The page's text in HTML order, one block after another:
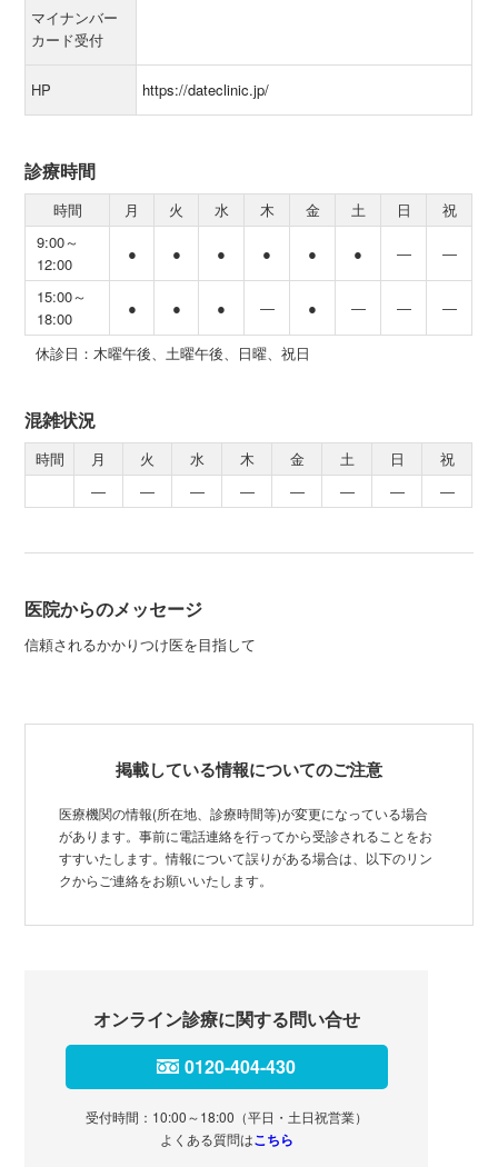
マイナンバー
カード受付
HP https://dateclinic.jp/
診療時間
時間 月 火 水 木 金 土 日
祝
9:00～
12:00
● ● ● ● ● ● ― ―
15:00～
18:00
● ● ● ― ● ― ― ―
休診日：木曜午後、土曜午後、日曜、祝日
混雑状況
時間 月 火 水 木 金 土 日
祝
―
― ― ― ― ― ― ―
医院からのメッセージ
信頼されるかかりつけ医を目指して
掲載している情報についてのご注意
医療機関の情報(所在地、診療時間等)が変更になっている場合
があります。事前に電話連絡を行ってから受診されることをお
すすいたします。情報について誤りがある場合は、以下のリン
クからご連絡をお願いいたします。
オンライン診療に関する問い合せ
0120-404-430
受付時間：10:00～18:00（平日・土日祝営業）
よくある質問はこちら